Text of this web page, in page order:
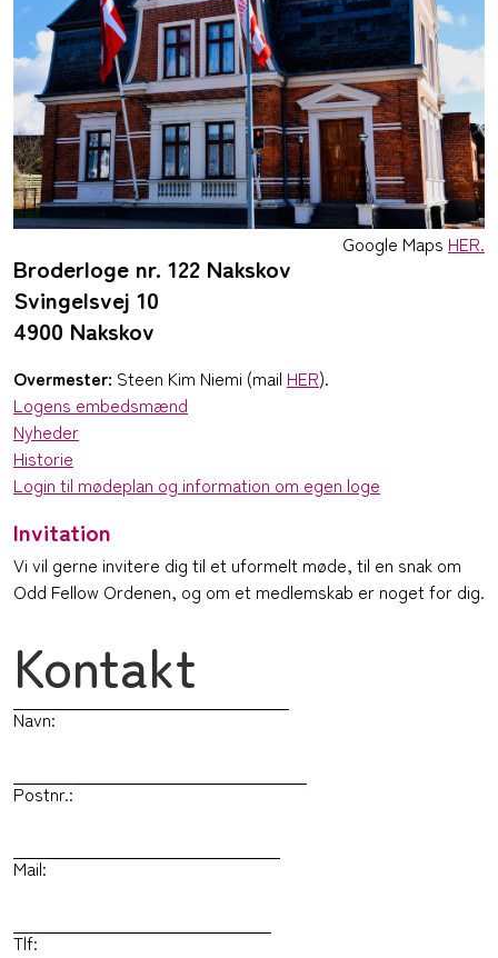
Google Maps HER.
Broderloge nr. 122 Nakskov
Svingelsvej 10
4900 Nakskov
Overmester: Steen Kim Niemi (mail HER).
Logens embedsmænd
Nyheder
Historie
Login til mødeplan og information om egen loge
Invitation
Vi vil gerne invitere dig til et uformelt møde, til en snak om
Odd Fellow Ordenen, og om et medlemskab er noget for dig.
Kontakt
Navn:
Postnr.:
Mail:
Tlf: